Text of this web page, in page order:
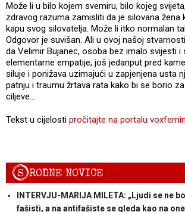
Može li u bilo kojem svemiru, bilo kojeg
zdravog razuma zamisliti da je silovana žena
kapu svog silovatelja. Može li itko normalan
Odgovor je suvišan. Ali u ovoj našoj
da Velimir Bujanec, osoba bez imalo svijesti i
elementarne empatije, još jedanput pred
siluje i ponižava uzimajući u zapjenjena usta
patnju i traumu žrtava rata kako bi se borio
ciljeve...
Tekst u cijelosti pročitajte na portalu
SRODNE NOVICE
INTERVJU-MARIJA MILETA: „Ljudi se ne
fašisti, a na antifašiste se gleda kao na